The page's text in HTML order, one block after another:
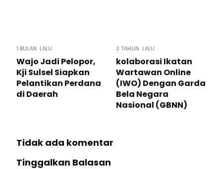
1 BULAN LALU
Wajo Jadi Pelopor,
Kji Sulsel Siapkan
Pelantikan Perdana
di Daerah
3 TAHUN LALU
kolaborasi Ikatan
Wartawan Online
(IWO) Dengan Garda
Bela Negara
Nasional (GBNN)
Tidak ada komentar
Tinggalkan Balasan